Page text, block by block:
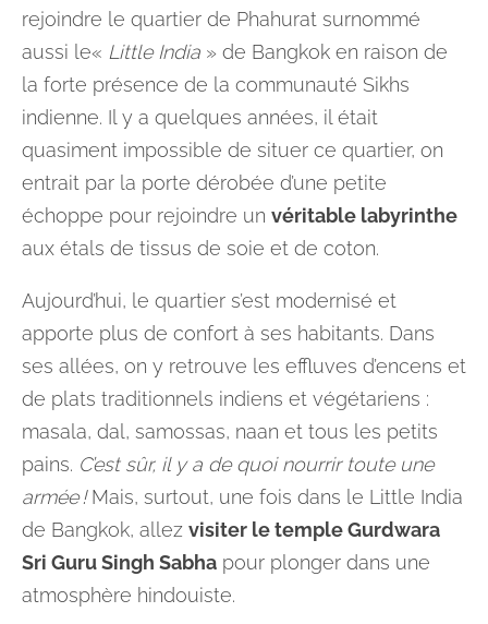
rejoindre le quartier de Phahurat surnommé
aussi le« Little India » de Bangkok en raison de
la forte présence de la communauté Sikhs
indienne. Il y a quelques années, il était
quasiment impossible de situer ce quartier, on
entrait par la porte dérobée d’une petite
échoppe pour rejoindre un véritable labyrinthe
aux étals de tissus de soie et de coton.
Aujourd’hui, le quartier s’est modernisé et
apporte plus de confort à ses habitants. Dans
ses allées, on y retrouve les effluves d’encens et
de plats traditionnels indiens et végétariens :
masala, dal, samossas, naan et tous les petits
pains. C’est sûr, il y a de quoi nourrir toute une
armée !Mais, surtout, une fois dans le Little India
de Bangkok, allez visiter le temple Gurdwara
Sri Guru Singh Sabha pour plonger dans une
atmosphère hindouiste.